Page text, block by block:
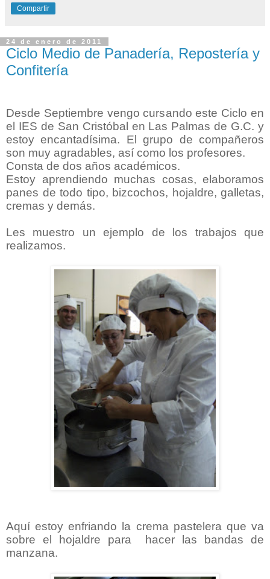
Compartir
24 de enero de 2011
Ciclo Medio de Panadería, Repostería y
Confitería
Desde Septiembre vengo cursando este Ciclo en
el IES de San Cristóbal en Las Palmas de G.C. y
estoy encantadísima. El grupo de compañeros
son muy agradables, así como los profesores.
Consta de dos años académicos.
Estoy aprendiendo muchas cosas, elaboramos
panes de todo tipo, bizcochos, hojaldre, galletas,
cremas y demás.
Les muestro un ejemplo de los trabajos que
realizamos.
Aquí estoy enfriando la crema pastelera que va
sobre el hojaldre para hacer las bandas de
manzana.